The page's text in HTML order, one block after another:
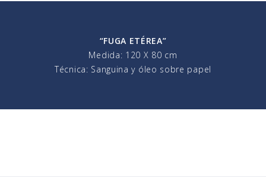
“FUGA ETÉREA”
Medida: 120 X 80 cm
Técnica: Sanguina y óleo sobre papel